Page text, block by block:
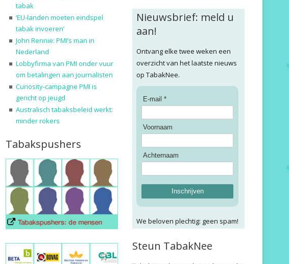
tabak
‘EU-landen moeten eindspel
tabak invoeren’
John Rennie: PMI’s man in
Nederland
Lobbyfirma van PMI onder vuur
om betalingen aan journalisten
Curiosity-campagne PMI is
gericht op jeugd
Australisch tabaksbeleid werkt:
minder rokers
Tabakspushers
Nieuwsbrief: meld u
aan!
Ontvang elke twee weken een
overzicht van het laatste nieuws
op TabakNee.
E-mail *
Voornaam
Achternaam
Inschrijven
We beloven plechtig: geen spam!
Steun TabakNee